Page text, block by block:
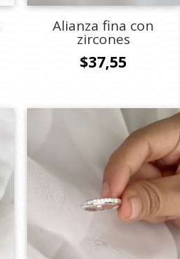
Alianza fina con
zircones
$37,55